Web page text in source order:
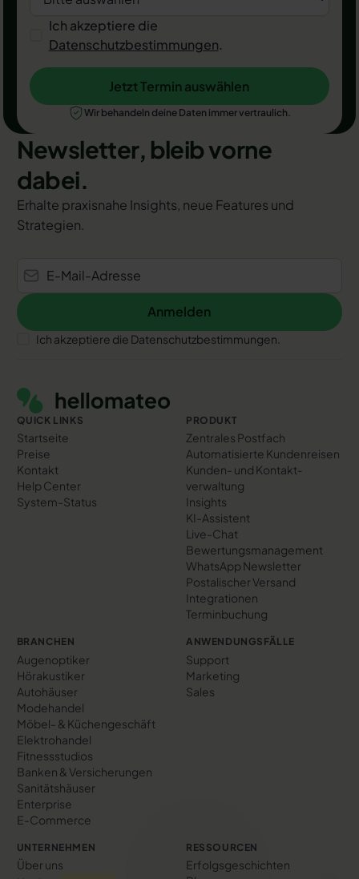
Ich akzeptiere die
Datenschutzbestimmungen.
Jetzt Termin auswählen
Jetzt Termin auswählen
Wir behandeln deine Daten immer vertraulich.
Newsletter, bleib vorne
dabei.
Erhalte praxisnahe Insights, neue Features und
Strategien.
Anmelden
Anmelden
Ich akzeptiere die Datenschutzbestimmungen.
QUICK LINKS
Startseite
Preise
Kontakt
Help Center
System-Status
PRODUKT
Zentrales Postfach
Automatisierte Kundenreisen
Kunden- und Kontakt­
verwaltung
Insights
KI-Assistent
Live-Chat
Bewertungs­management
WhatsApp Newsletter
Postalischer Versand
Integrationen
Terminbuchung
BRANCHEN
Augenoptiker
Hörakustiker
Autohäuser
Modehandel
Möbel- & Küchengeschäft
Elektrohandel
Fitnessstudios
Banken & Versicherungen
Sanitätshäuser
Enterprise
E-Commerce
ANWENDUNGSFÄLLE
Support
Marketing
Sales
UNTERNEHMEN
Über uns
RESSOURCEN
Erfolgs­geschichten